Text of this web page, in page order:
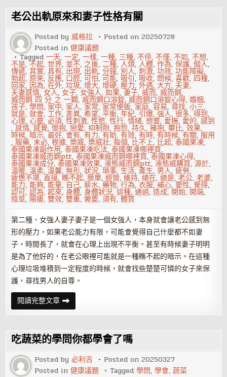
攝
護
腺
健
康
老公出軌原來和妻子性格有關
Posted by威格拉 Posted on20250728
Posted in健康議題
Tagged一天,一定,一樣,一種, 三種,不停,不僅,不如,不想,
不是,不起,世界,並不, 之後,二種,人煩,人體,作為,保護,個人,
傳遞,其實,具有, 出現, 出軌,分鐘, 別人,刺激,功效,功能障礙,
勃起,原來, 反應, 口腔,可怕,可能, 吸引, 吸收, 問候,喜歡, 四種,
回家, 因為,在外,垃圾,增大,增硬,壓力,外遇,大方, 夫妻,
夫妻感情,女人,女子,女強人,如果,妻子,威而,威而鋼,
威而鋼 四 分 之 一顆,威而鋼口溶錠,威而鋼口溶錠心得,婚姻,
孩子,學問, 家中, 家人, 家常, 家常便飯, 家庭,容易,尋找,小三,
就是,就會,工作,差異,希望,平衡,年紀, 引爆,強人,很多,得到,
心理,心靈,必須,性刺激,性慾,性行,情緒,想要, 愛撫, 愛的,感到
,感情,感覺,懷抱,戀愛,抑制劑,抱怨,持久,擁抱,攀比,效果,
時候, 暗示,最好, 會有,有力,有助,有效,有時,有時候,有關,服用
,服藥,未必,根據,樂威,樂威壯,每個, 比不上, 比起,泰國果凍,
泰國果凍副作用,泰國果凍吃法,泰國果凍哪裡買,
泰國果凍威而鋼ptt,泰國果凍威而鋼哪裡買,泰國果凍心得,
泰國果凍成分,泰國果凍效果,液態威而鋼ptt,液態威購買,源於,
溫暖,溫柔,溫馨,無形,狀況,瑣事,生活,產生, 男人,疲勞,
疲憊不堪,直接, 瞧不起,簡單,經營,維持,總在,總是,老公,老婆,
能力, 能夠, 能量, 自己,薪水,藥物,行為,衣服,補心,要性, 覺得,
認可,認為,起來,身體,身體狀況,這種,通過,造成, 開始, 開端,
陰莖, 陽痿,雙效,雙重, 需要,須有,體質
第二種、女強人妻子妻子是一個女強人，本身就會讓老公感到無
形的壓力，如果老公能力有限，可能會覺得自己什麼都不如妻
子。時間長了，就會在心理上出現不平衡。甚至有時候妻子明明
是為了他好的，在老公眼裡可能就是一種瞧不起的暗示。在這種
心理垃圾堆積到一定程度的時候，就會找些楚楚可憐的女子來保
護，尋找男人的自尊。
閱讀完整文章老
公
出
原
來
和
妻
子
性
格
吃蔬菜的學問你都學會了嗎
Posted by必利吉 Posted on20250327
Posted in健康議題 Tagged學問,學會,蔬菜